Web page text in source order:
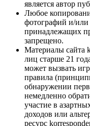
является автор
Любое
фотографий и/или
принадлежащих
запрещено.
Материалы сайта
лиц старше 21
может вызвать
правила
обнаружении
немедленно
участие в
доходов или
ресурс